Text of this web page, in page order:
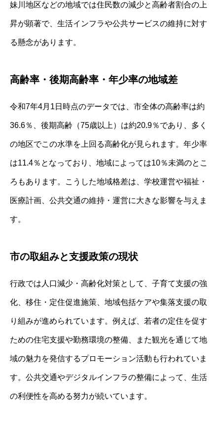
妹川地区などの地域では住民数の減少と高齢者割合の上
昇が顕著で、生活インフラや公共サービスの維持に対す
る懸念があります。
高齢率・後期高齢率・年少率の地域差
令和7年4月1日時点のデータでは、市全体の高齢率は約
36.6％、後期高齢（75歳以上）は約20.9％であり、多く
の地区でこの水準を上回る高齢化が見られます。年少率
は11.4％となっており、地域によっては10％未満のとこ
ろもあります。こうした地域格差は、学校運営や福祉・
医療計画、公共交通の維持・運営に大きな影響を与えま
す。
市の取組みと支援政策の現状
行政では人口減少・高齢化対策として、子育て支援の強
化、移住・定住促進施策、地域包括ケアや集落支援の取
り組みが進められています。例えば、若者の定住を促す
ための住宅支援や勤務環境の整備、また観光を通じて地
域の魅力を発信するプロモーション活動も行われていま
す。公共交通やデジタルインフラの整備によって、生活
の利便性を高める努力が続いています。